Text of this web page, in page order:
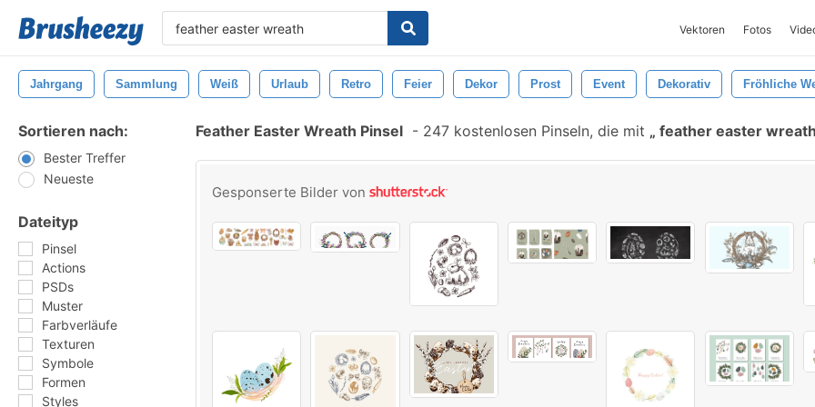
Vektoren Fotos
Jahrgang Sammlung Weiß Urlaub Retro Feier Dekor Prost Event Dekorativ Fröhliche
Sortieren nach:
Bester Treffer
Neueste
Dateityp
Pinsel
Actions
PSDs
Muster
Farbverläufe
Texturen
Symbole
Formen
Styles
Feather Easter Wreath Pinsel - 247 kostenlosen Pinseln, die mit feather easter wreath
Gesponserte Bilder von